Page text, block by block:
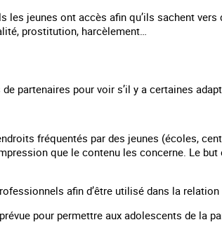
les jeunes ont accès afin qu’ils sachent
prostitution, harcèlement…
partenaires pour voir s’il y a certaines
fréquentés par des jeunes (écoles,
que le contenu les concerne. Le
afin d’être utilisé dans la
pour permettre aux adolescents de la